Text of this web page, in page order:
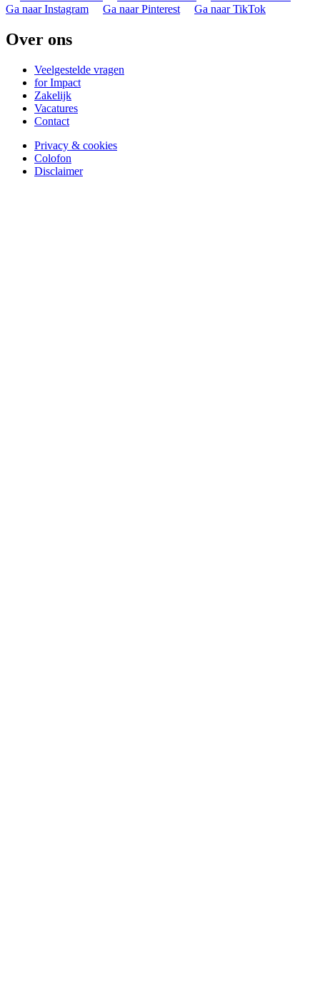
Ga naar Instagram
Ga naar Pinterest Ga naar TikTok
Over ons
Veelgestelde vragen
for Impact
Zakelijk
Vacatures
Contact
Privacy & cookies
Colofon
Disclaimer